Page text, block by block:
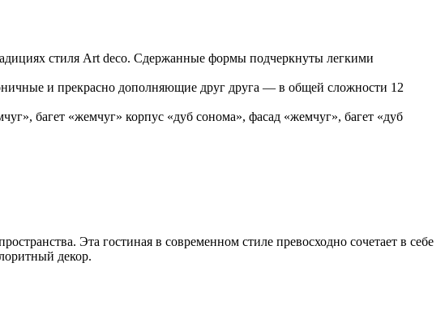
стиля Art deco. Сдержанные формы подчеркнуты легкими
и прекрасно дополняющие друг друга — в общей сложности 12
багет «жемчуг» корпус «дуб сонома», фасад «жемчуг», багет «дуб
Эта гостиная в современном стиле превосходно сочетает в себе
декор.